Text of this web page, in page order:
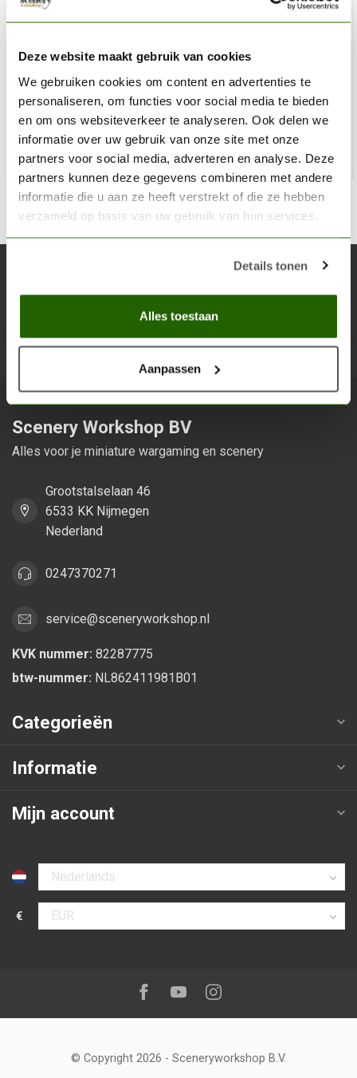
Deze website maakt gebruik van cookies
We gebruiken cookies om content en advertenties te
personaliseren, om functies voor social media te bieden
en om ons websiteverkeer te analyseren. Ook delen we
informatie over uw gebruik van onze site met onze
partners voor social media, adverteren en analyse. Deze
partners kunnen deze gegevens combineren met andere
informatie die u aan ze heeft verstrekt of die ze hebben
verzameld op basis van uw gebruik van hun services.
Details tonen
Alles toestaan
Aanpassen
British Khaki Acrylic Modelling Colors - 17ml - AK11127
€2,75
Niet op voorraad
Blijf op de hoogte over onze laatste acties
Scenery Workshop BV
Alles voor je miniature wargaming en scenery
Grootstalselaan 46
6533 KK Nijmegen
Nederland
0247370271
service@sceneryworkshop.nl
KVK nummer: 82287775
btw-nummer: NL862411981B01
Categorieën
Informatie
Mijn account
Selecteer taal
€
Selecteer valuta
Volg ons op:Facebook
YoutubeInstagram
© Copyright 2026 - Sceneryworkshop B.V.